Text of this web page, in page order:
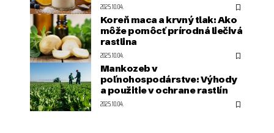
2025.10.04.
Koreň maca a krvný tlak: Ako
môže pomôcť prírodná liečivá
rastlina
2025.10.04.
Mankozeb v
poľnohospodárstve: Výhody
a použitie v ochrane rastlín
2025.10.04.